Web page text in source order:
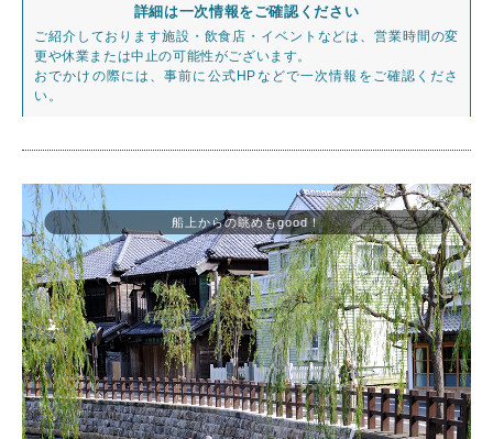
詳細は一次情報をご確認ください
ご紹介しております施設・飲食店・イベントなどは、営業時間の変
更や休業または中止の可能性がございます。
おでかけの際には、事前に公式HPなどで一次情報をご確認くださ
い。
船上からの眺めもgood！